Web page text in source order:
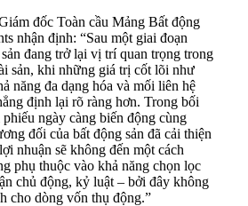
đốc Toàn cầu Mảng Bất động
nhận định: “Sau một giai đoạn
đang trở lại vị trí quan trọng trong
sản, khi những giá trị cốt lõi như
năng đa dạng hóa và mối liên hệ
định lại rõ ràng hơn. Trong bối
ngày càng biến động cùng
đối của bất động sản đã cải thiện
nhuận sẽ không đến một cách
phụ thuộc vào khả năng chọn lọc
chủ động, kỷ luật – bởi đây không
cho dòng vốn thụ động.”